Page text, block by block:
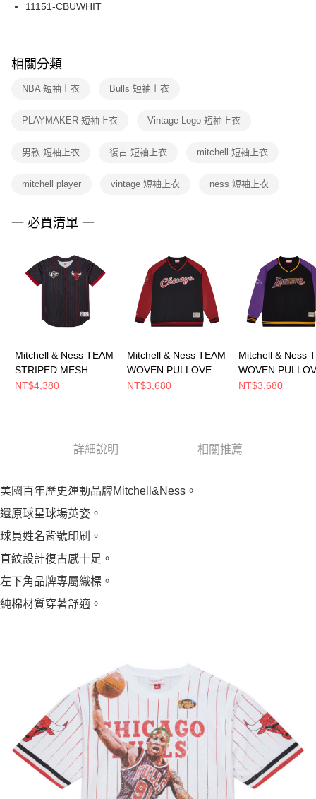
ATM／網路銀行／等多元方式進行付款，方視為交易完成。
※ 交易是否成功請以「AFTEE先享後付 」之結帳頁面顯示為準，若有關於
是否繳費成功／繳費後需取消欲退款等相關疑問，請聯繫「AFTEE先享後付
客戶支援中心」https://netprotections.freshdesk.com/support/home
１．透過由恩沛科技股份有限公司提供之「AFTEE先享後付」服務完成之交
權轉讓予恩沛科技股份有限公司。
３．未成年的使用者請事先徵得法定代理人或監護人之同意方可使用
４．使用「AFTEE先享後付」時，將依據個別帳號之用戶狀況，依本公司即
５．嚴禁一人註冊多個帳號或使用他人資訊註冊。若發現惡意使用之情形，
恩沛科技股份有限公司將有權停止該用戶之使用額度並採取法律行動。
每筆NT$100，滿NT$1,500(含以上)免運費
11151-CBUWHIT
相關分類
NBA 短袖上衣 Bulls 短袖上衣
PLAYMAKER 短袖上衣 Vintage Logo 短袖上衣
男款 短袖上衣 復古 短袖上衣 mitchell 短袖上衣
mitchell player vintage 短袖上衣 ness 短袖上衣
一 必買清單 一
Mitchell & Ness TEAM
STRIPED MESH
BASEBALL JERSEY
NT$4,380
Mitchell & Ness TEAM
WOVEN PULLOVER
JACKET 男 短袖上衣
NT$3,680
Mitchell & Ness
WOVEN
JACKET 男 短袖
NT$3,680
詳細說明 相關推薦
美國百年歷史運動品牌Mitchell&Ness。
還原球星球場英姿。
球員姓名背號印刷。
直紋設計復古感十足。
左下角品牌專屬織標。
純棉材質穿著舒適。